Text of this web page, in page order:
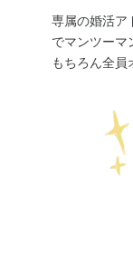
専属の婚活ア
でマンツーマ
もちろん全員